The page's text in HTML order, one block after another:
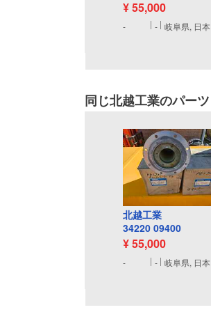
¥ 55,000
- - 岐阜県, 日本
同じ北越工業のパーツ
北越工業
34220 09400
¥ 55,000
- - 岐阜県, 日本